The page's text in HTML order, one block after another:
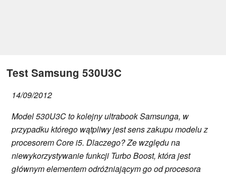
Test Samsung 530U3C
14/09/2012
Model 530U3C to kolejny ultrabook Samsunga, w
przypadku którego wątpliwy jest sens zakupu modelu z
procesorem Core i5. Dlaczego? Ze względu na
niewykorzystywanie funkcji Turbo Boost, która jest
głównym elementem odróżniającym go od procesora